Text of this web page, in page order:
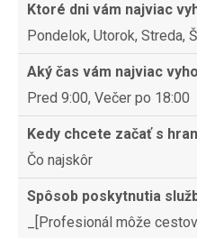
Ktoré dni vám najviac
Pondelok, Utorok, Streda,
Aký čas vám najviac
Pred 9:00, Večer po 18:00
Kedy chcete začať s
Čo najskôr
Spôsob poskytnutia
_[Profesionál môže